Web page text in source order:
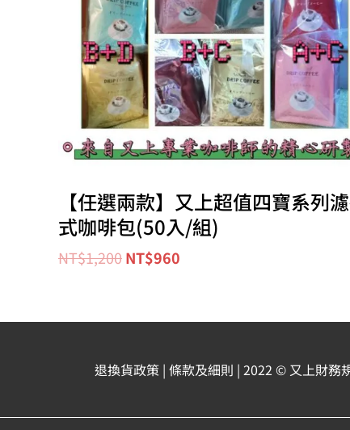
【任選兩款】又上超值四寶系列
式咖啡包(50入/組)
NT$1,200NT$960
退換貨政策| 條款及細則 | 2022 © 又上財務